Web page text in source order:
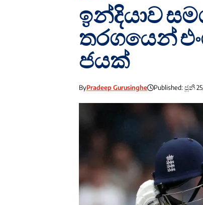
ඉන්දියාව
තරග‍යෙන්
ජයක්
ByPradeep Gurusinghe Published: ජූනි